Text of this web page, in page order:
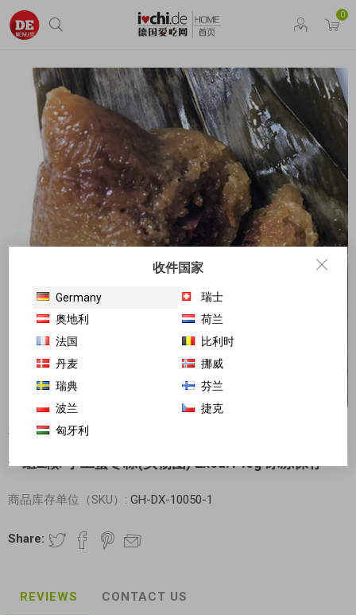
0
对不起-这个产品已经不再提供
一组2颗! 手工蜜枣粽(实物图) 2xca.140g 冰冻保存
商品库存单位（SKU）: GH-DX-10050-1
Share:
REVIEWS CONTACT US
收件国家
Germany
瑞士
奥地利
荷兰
法国
比利时
丹麦
挪威
瑞典
芬兰
波兰
捷克
匈牙利